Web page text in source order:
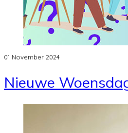
01 November 2024
Nieuwe